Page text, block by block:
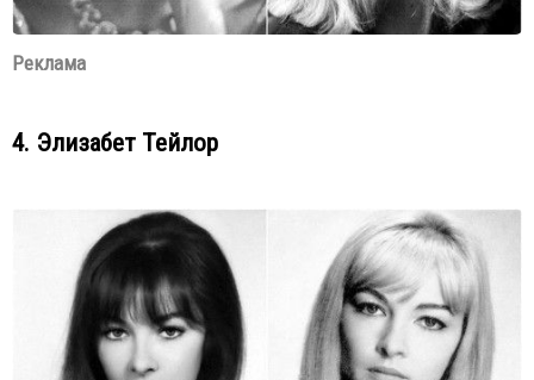
Реклама
4. Элизабет Тейлор